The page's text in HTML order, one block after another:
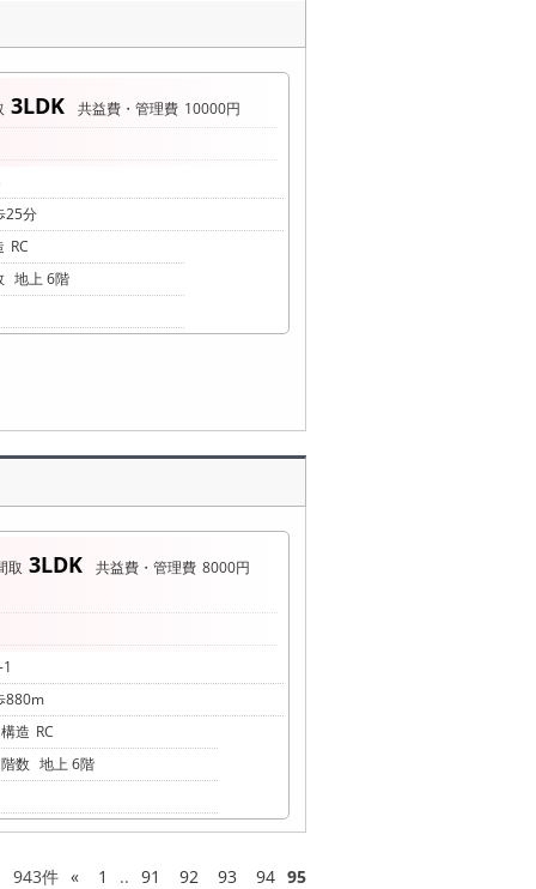
3LDK 共益費・管理費 10000円
25分
RC
地上 6階
取 3LDK 共益費・管理費 8000円
880m
構造 RC
階数 地上 6階
943件 « 1 .. 91 92 93 94 95